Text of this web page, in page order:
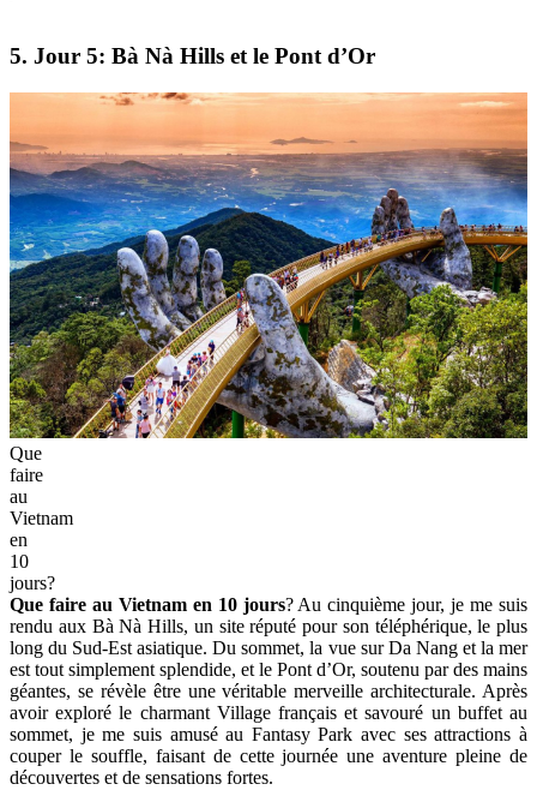
5. Jour 5: Bà Nà Hills et le Pont d’Or
Que
faire
au
Vietnam
en
10
jours?
Que faire au Vietnam en 10 jours? Au cinquième jour, je me suis
rendu aux Bà Nà Hills, un site réputé pour son téléphérique, le plus
long du Sud-Est asiatique. Du sommet, la vue sur Da Nang et la mer
est tout simplement splendide, et le Pont d’Or, soutenu par des mains
géantes, se révèle être une véritable merveille architecturale. Après
avoir exploré le charmant Village français et savouré un buffet au
sommet, je me suis amusé au Fantasy Park avec ses attractions à
couper le souffle, faisant de cette journée une aventure pleine de
découvertes et de sensations fortes.